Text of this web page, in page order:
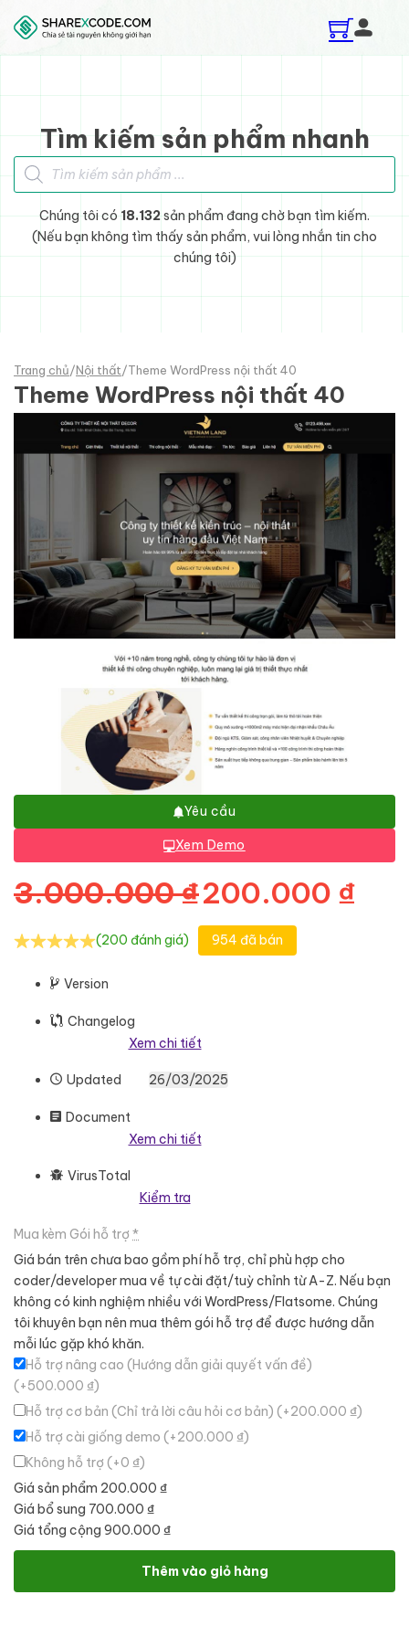
Skip to main content
Skip to footer
Tìm kiếm sản phẩm nhanh
Tìm kiếm sản phẩm
Chúng tôi có 18.132sản phẩm đang chờ bạn tìm kiếm.
(Nếu bạn không tìm thấy sản phẩm, vui lòng nhắn tin cho
chúng tôi)
Trang chủ/Nội thất/Theme WordPress nội thất 40
Theme WordPress nội thất 40
Yêu cầu
Xem Demo
3.000.000₫Giá gốc là:
200.000 ₫
(200 đánh giá) 954 đã bán
Version
Changelog
Xem chi tiết
Updated 26/03/2025
Document
Xem chi tiết
VirusTotal
Kiểm tra
Mua kèm Gói hỗ trợ *
Giá bán trên chưa bao gồm phí hỗ trợ, chỉ phù hợp cho
coder/developer mua về tự cài đặt/tuỳ chỉnh từ A-Z. Nếu bạn
không có kinh nghiệm nhiều với WordPress/Flatsome. Chúng
tôi khuyên bạn nên mua thêm gói hỗ trợ để được hướng dẫn
mỗi lúc gặp khó khăn.
Hỗ trợ nâng cao (Hướng dẫn giải quyết vấn đề)
(+500.000 ₫)
Hỗ trợ cơ bản (Chỉ trả lời câu hỏi cơ bản) (+200.000 ₫)
Hỗ trợ cài giống demo (+200.000 ₫)
Không hỗ trợ (+0 ₫)
Giá sản phẩm 200.000 ₫
Giá bổ sung 700.000 ₫
Giá tổng cộng 900.000 ₫
Theme WordPress nội thất 40 số lượng
Thêm vào giỏ hàng